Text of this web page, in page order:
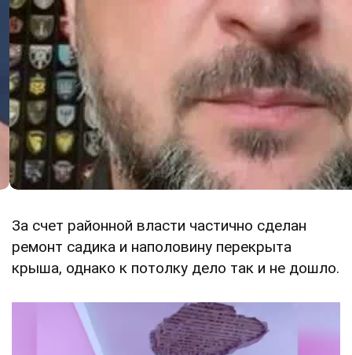
За счет районной власти частично сделан
ремонт садика и наполовину перекрыта
крыша, однако к потолку дело так и не дошло.